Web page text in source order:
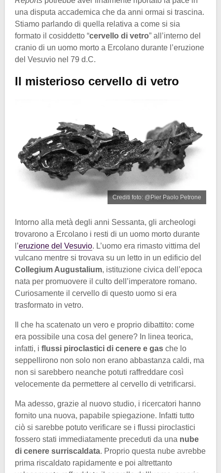
una disputa accademica che da anni ormai si trascina.
Stiamo parlando di quella relativa a come si sia
formato il cosiddetto “cervello di vetro” all’interno del
cranio di un uomo morto a Ercolano durante l’eruzione
del Vesuvio nel 79 d.C.
Il misterioso cervello di vetro
Crediti foto: @Pier Paolo Petrone
Intorno alla metà degli anni Sessanta, gli archeologi
trovarono a Ercolano i resti di un uomo morto durante
l’eruzione del Vesuvio. L’uomo era rimasto vittima del
vulcano mentre si trovava su un letto in un edificio del
Collegium Augustalium, istituzione civica dell’epoca
nata per promuovere il culto dell’imperatore romano.
Curiosamente il cervello di questo uomo si era
trasformato in vetro.
Il che ha scatenato un vero e proprio dibattito: come
era possibile una cosa del genere? In linea teorica,
infatti, i flussi piroclastici di cenere e gas che lo
seppellirono non solo non erano abbastanza caldi, ma
non si sarebbero neanche potuti raffreddare così
velocemente da permettere al cervello di vetrificarsi.
Ma adesso, grazie al nuovo studio, i ricercatori hanno
fornito una nuova, papabile spiegazione. Infatti tutto
ciò si sarebbe potuto verificare se i flussi piroclastici
fossero stati immediatamente preceduti da una nube
di cenere surriscaldata. Proprio questa nube avrebbe
prima riscaldato rapidamente e poi altrettanto